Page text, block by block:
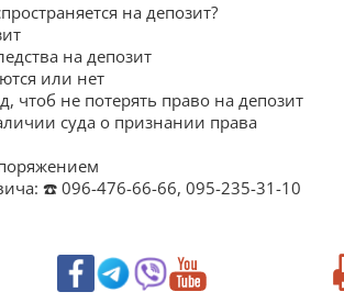
на депозит?
на депозит
или нет
чтоб не потерять право на депозит
суда о признании права
☎️ 096-476-66-66, 095-235-31-10